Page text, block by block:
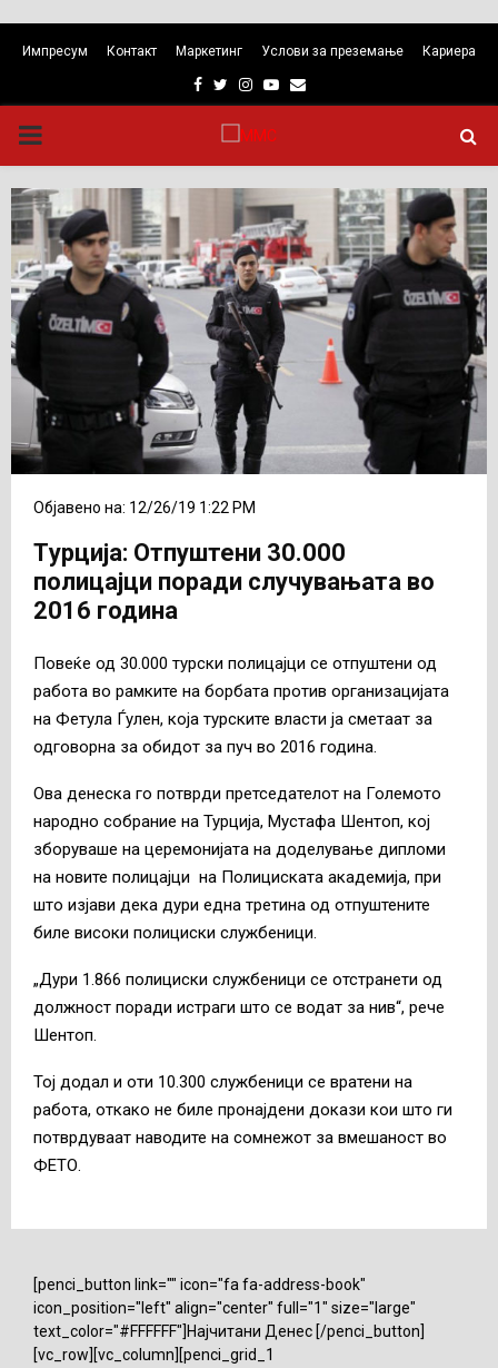
Импресум Контакт Маркетинг Услови за преземање Кариера
Facebook
TwitterInstagram
Youtube
Email
PRIMARY
MENU
Објавено на: 12/26/19 1:22 PM
Tурција: Отпуштени 30.000
полицајци поради случувањата во
2016 година
Повеќе од 30.000 турски полицајци се отпуштени од
работа во рамките на борбата против организацијата
на Фетула Ѓулен, која турските власти ја сметаат за
одговорна за обидот за пуч во 2016 година.
Ова денеска го потврди претседателот на Големото
народно собрание на Турција, Мустафа Шентоп, кој
зборуваше на церемонијата на доделување дипломи
на новите полицајци на Полициската академија, при
што изјави дека дури една третина од отпуштените
биле високи полициски службеници.
„Дури 1.866 полициски службеници се отстранети од
должност поради истраги што се водат за нив“, рече
Шентоп.
Тој додал и оти 10.300 службеници се вратени на
работа, откако не биле пронајдени докази кои што ги
потврдуваат наводите на сомнежот за вмешаност во
ФЕТО.
[penci_button link="" icon="fa fa-address-book"
icon_position="left" align="center" full="1" size="large"
text_color="#FFFFFF"]Најчитани Денес [/penci_button]
[vc_row][vc_column][penci_grid_1